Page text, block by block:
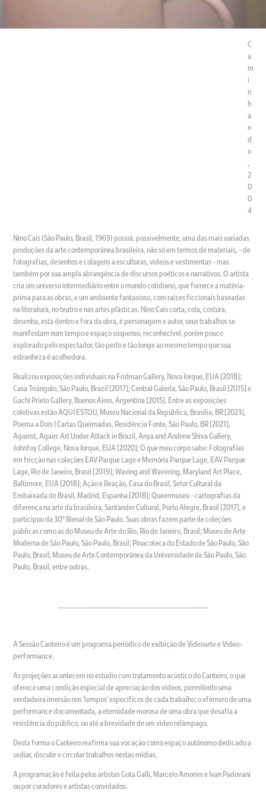
C
a
m
i
n
h
a
n
d
o
,
2
0
0
4
Nino Cais (São Paulo, Brasil, 1969) possui, possivelmente, uma das mais variadas
produções da arte contemporânea brasileira, não só em termos de materiais, - de
fotografias, desenhos e colagens a esculturas, vídeos e vestimentas - mas
também por sua ampla abrangência de discursos poéticos e narrativos. O artista
cria um universo intermediário entre o mundo cotidiano, que fornece a matéria-
prima para as obras, e um ambiente fantasioso, com raízes ficcionais baseadas
na literatura, no teatro e nas artes plásticas. Nino Cais corta, cola, costura,
desenha, está dentro e fora da obra, é personagem e autor, seus trabalhos se
manifestam num tempo e espaço suspenso, reconhecível, porém pouco
explorado pelo espectador, tão perto e tão longe ao mesmo tempo que sua
estranheza é acolhedora.
Realizou exposições individuais na Fridman Gallery, Nova Iorque, EUA [2018];
Casa Triângulo, São Paulo, Brazil [2017]; Central Galeria, São Paulo, Brasil [2015] e
Gachi Prieto Gallery, Buenos Aires, Argentina [2015]. Entre as exposições
coletivas estão AQUI ESTOU, Museu Nacional da República, Brasília, BR [2023],
Poema a Dois | Cartas Queimadas, Residência Fonte, São Paulo, BR [2021],
Against, Again: Art Under Attack in Brazil, Anya and Andrew Shiva Gallery,
Johnfoy College, Nova Iorque, EUA [2020]; O que meu corpo sabe: Fotografias
em fricção nas coleções EAV Parque Lage e Memória Parque Lage, EAV Parque
Lage, Rio de Janeiro, Brasil [2019]; Waving and Wavering, Maryland Art Place,
Baltimore, EUA [2018]; Ação e Reação, Casa do Brasil, Setor Cultural da
Embaixada do Brasil, Madrid, Espanha [2018]; Queermuseu - cartografias da
diferença na arte da brasileira, Santander Cultural, Porto Alegre, Brasil [2017], e
participou da 30º Bienal de São Paulo. Suas obras fazem parte de coleções
públicas como as do Museu de Arte do Rio, Rio de Janeiro, Brasil; Museu de Arte
Moderna de São Paulo, São Paulo, Brasil; Pinacoteca do Estado de São Paulo, São
Paulo, Brasil; Museu de Arte Contemporânea da Universidade de São Paulo, São
Paulo, Brasil, entre outras.
A Sessão Canteiro é um programa periódico de exibição de Videoarte e Vídeo-
performance.
As projeções acontecem no estúdio com tratamento acústico do Canteiro, o que
oferece uma condição especial de apreciação dos vídeos, permitindo uma
verdadeira imersão nos ‘tempos’ específicos de cada trabalho; o efêmero de uma
performance documentada, a eternidade morosa de uma obra que desafia a
resistência do público, ou até a brevidade de um vídeo relâmpago.
Desta forma o Canteiro reafirma sua vocação como espaço autônomo dedicado a
sediar, discutir e circular trabalhos nestas mídias.
A programação é feita pelos artistas Guta Galli, Marcelo Amorim e Ivan Padovani
ou por curadores e artistas convidados.